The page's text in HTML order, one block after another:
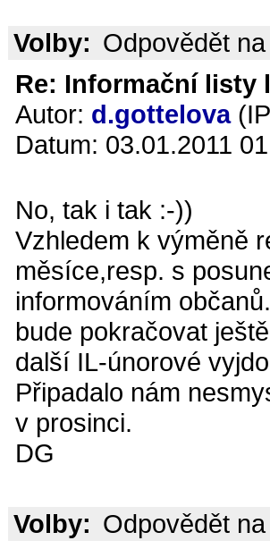
Volby: Odpovědět
Re: Informační listy
Autor: d.gottelova
Datum: 03.01.2011
No, tak i tak :-))
Vzhledem k výměně
měsíce,resp. s
informováním
bude pokračovat
další IL-únorové
Připadalo nám
v prosinci.
DG
Volby: Odpovědět